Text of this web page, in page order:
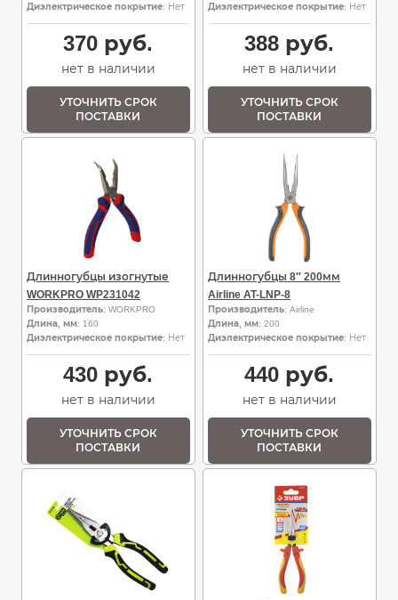
Диэлектрическое покрытие: Нет
370 руб.
нет в наличии
УТОЧНИТЬ СРОК
ПОСТАВКИ
Диэлектрическое покрытие: Нет
388 руб.
нет в наличии
УТОЧНИТЬ СРОК
ПОСТАВКИ
Длинногубцы изогнутые
WORKPRO WP231042
Производитель: WORKPRO
Длина, мм: 160
Диэлектрическое покрытие: Нет
430 руб.
нет в наличии
УТОЧНИТЬ СРОК
ПОСТАВКИ
Длинногубцы 8″ 200мм
Airline AT-LNP-8
Производитель: Airline
Длина, мм: 200
Диэлектрическое покрытие: Нет
440 руб.
нет в наличии
УТОЧНИТЬ СРОК
ПОСТАВКИ